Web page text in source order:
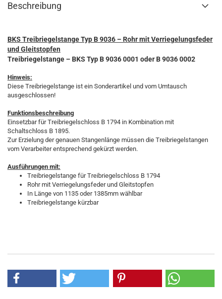
Beschreibung
BKS Treibriegelstange Typ B 9036 – Rohr mit Verriegelungsfeder
und Gleitstopfen
Treibriegelstange – BKS Typ B 9036 0001 oder B 9036 0002
Hinweis:
Diese Treibriegelstange ist ein Sonderartikel und vom Umtausch
ausgeschlossen!
Funktionsbeschreibung
Einsetzbar für Treibriegelschloss B 1794 in Kombination mit
Schaltschloss B 1895.
Zur Erzielung der genauen Stangenlänge müssen die Treibriegelstangen
vom Verarbeiter entsprechend gekürzt werden.
Ausführungen mit:
Treibriegelstange für Treibriegelschloss B 1794
Rohr mit Verriegelungsfeder und Gleitstopfen
In Länge von 1135 oder 1385mm wählbar
Treibriegelstange kürzbar